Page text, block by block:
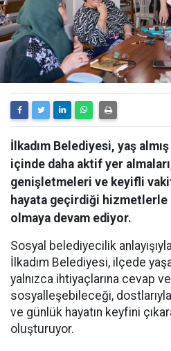
İlkadım Belediyesi, yaş
içinde daha aktif yer
genişletmeleri ve keyifli
hayata geçirdiği hizmetlerle
olmaya devam ediyor.
Sosyal belediyecilik
İlkadım Belediyesi, ilçede
yalnızca ihtiyaçlarına cevap
sosyalleşebileceği,
ve günlük hayatın keyfini
oluşturuyor.